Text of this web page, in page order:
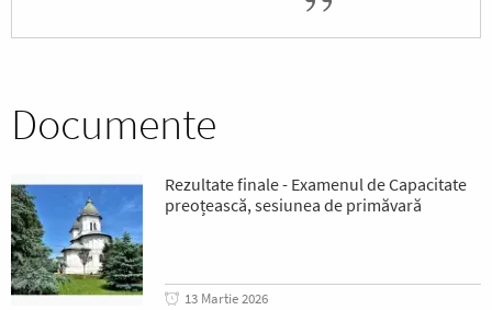
Documente
Rezultate finale - Examenul de Capacitate
preoțească, sesiunea de primăvară
13 Martie 2026